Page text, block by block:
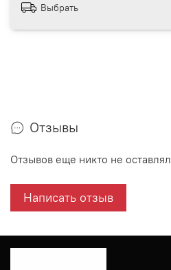
Выбрать
Отзывы
Отзывов еще никто не оставлял
Написать отзыв